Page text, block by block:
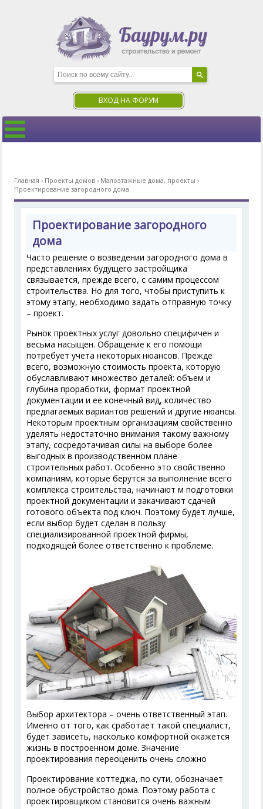
ВХОД НА ФОРУМ
Главная › Проекты домов › Малоэтажные дома, проекты ›
Проектирование загородного дома
Проектирование загородного
дома
Часто решение о возведении загородного дома в
представлениях будущего застройщика
связывается, прежде всего, с самим процессом
строительства. Но для того, чтобы приступить к
этому этапу, необходимо задать отправную точку
– проект.
Рынок проектных услуг довольно специфичен и
весьма насыщен. Обращение к его помощи
потребует учета некоторых нюансов. Прежде
всего, возможную стоимость проекта, которую
обуславливают множество деталей: объем и
глубина проработки, формат проектной
документации и ее конечный вид, количество
предлагаемых вариантов решений и другие нюансы.
Некоторым проектным организациям свойственно
уделять недостаточно внимания такому важному
этапу, сосредотачивая силы на выборе более
выгодных в производственном плане
строительных работ. Особенно это свойственно
компаниям, которые берутся за выполнение всего
комплекса строительства, начинают м подготовки
проектной документации и закачивают сдачей
готового объекта под ключ. Поэтому будет лучше,
если выбор будет сделан в пользу
специализированной проектной фирмы,
подходящей более ответственно к проблеме.
Выбор архитектора – очень ответственный этап.
Именно от того, как сработает такой специалист,
будет зависеть, насколько комфортной окажется
жизнь в построенном доме. Значение
проектирования переоценить очень сложно
Проектирование коттеджа, по сути, обозначает
полное обустройство дома. Поэтому работа с
проектировщиком становится очень важным